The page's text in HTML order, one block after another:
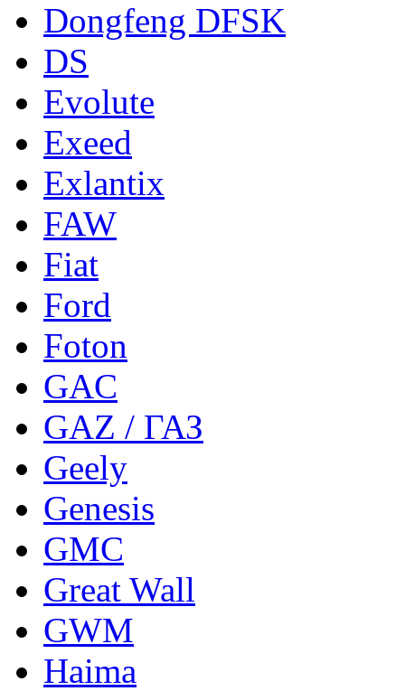
Dongfeng DFSK
DS
Evolute
Exeed
Exlantix
FAW
Fiat
Ford
Foton
GAC
GAZ / ГАЗ
Geely
Genesis
GMC
Great Wall
GWM
Haima